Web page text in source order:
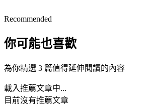
Recommended
你可能也喜歡
為你精選 3 篇值得延伸閱讀的內容
載入推薦文章中...
目前沒有推薦文章